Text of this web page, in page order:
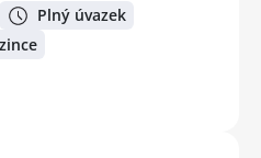
Plný úvazek